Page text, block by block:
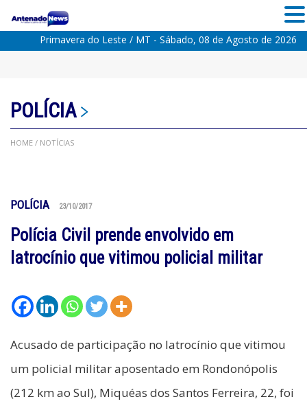
Primavera do Leste / MT - Sábado, 08 de Agosto de 2026
POLÍCIA
HOME / NOTÍCIAS
POLÍCIA 23/10/2017
Polícia Civil prende envolvido em
latrocínio que vitimou policial militar
Acusado de participação no latrocínio que vitimou
um policial militar aposentado em Rondonópolis
(212 km ao Sul), Miquéas dos Santos Ferreira, 22, foi